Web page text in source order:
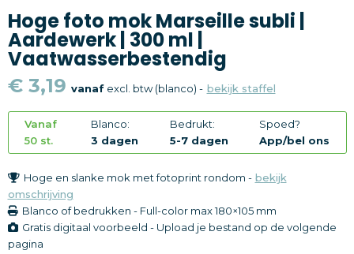
Textiel
Thema
Merken
Hoge foto mok Marseille subli |
Aardewerk | 300 ml |
Vaatwasserbestendig
€ 3,19 vanafexcl. btw (blanco) - bekijk staffel
Vanaf
50 st.
Blanco:
3 dagen
Bedrukt:
5-7 dagen
Spoed?
App/bel ons
Hoge en slanke mok met fotoprint rondom -bekijk
omschrijving
Blanco of bedrukken - Full-color max 180×105 mm
Gratis digitaal voorbeeld - Upload je bestand op de volgende
pagina